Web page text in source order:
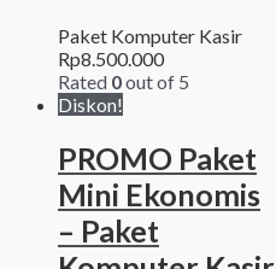
Paket Komputer Kasir
Rp8.500.000
Rated 0out of 5
Diskon!
PROMO Paket
Mini Ekonomis
– Paket